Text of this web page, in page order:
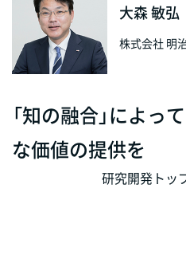
「知の融合」によっ
な価値の提供を
大森 敏弘
株式会社 明
研究開発トッ